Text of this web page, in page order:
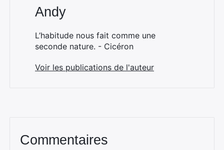
Andy
L’habitude nous fait comme une
seconde nature. - Cicéron
Voir les publications de l'auteur
Commentaires